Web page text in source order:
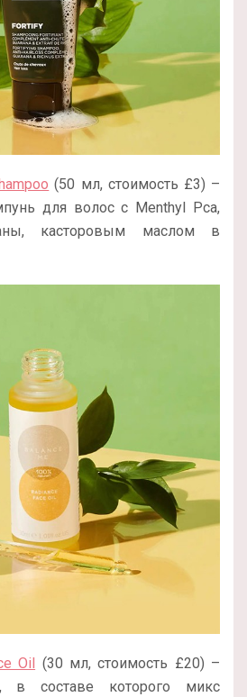
(50 мл, стоимость £3) –
для волос с Menthyl Pca,
касторовым маслом в
Oil (30 мл, стоимость £20) –
в составе которого микс